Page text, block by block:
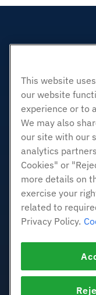
This website
our website
experience or to
We may also
our site with our
analytics
Cookies" or
more details on
exercise your
related to
Privacy Policy.